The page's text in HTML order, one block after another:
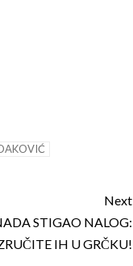
Next
STIGAO NALOG:
IH U GRČKU!